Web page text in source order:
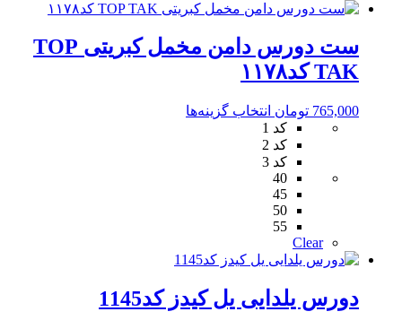
صفحه
انتخاب
ست دورس دامن مخمل کبریتی TOP
TAK کد۱۱۷۸
765,000 تومان انتخاب گزینه‌ها
ممکن
در
صفحه
کد 1
کد 2
کد 3
40
45
50
55
Clear
دورس یلدایی یل کیدز کد1145